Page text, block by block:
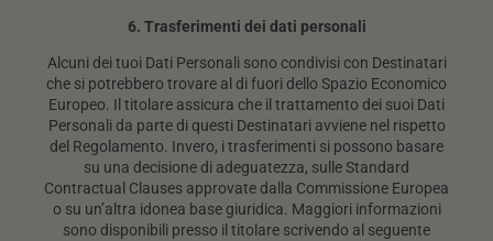
6. Trasferimenti dei dati personali
Alcuni dei tuoi Dati Personali sono condivisi con Destinatari
che si potrebbero trovare al di fuori dello Spazio Economico
Europeo. Il titolare assicura che il trattamento dei suoi Dati
Personali da parte di questi Destinatari avviene nel rispetto
del Regolamento. Invero, i trasferimenti si possono basare
su una decisione di adeguatezza, sulle Standard
Contractual Clauses approvate dalla Commissione Europea
o su un’altra idonea base giuridica. Maggiori informazioni
sono disponibili presso il titolare scrivendo al seguente